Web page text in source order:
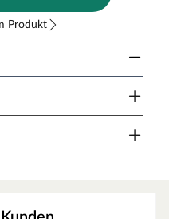
Produkt
in der Sauna im Auge